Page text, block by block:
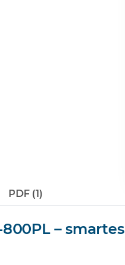
PDF (1)
–